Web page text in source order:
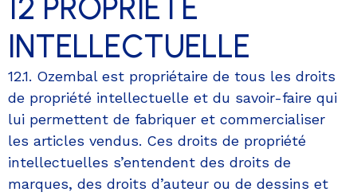
12 PROPRIETE
INTELLECTUELLE
12.1. Ozembal est propriétaire de tous les droits
de propriété intellectuelle et du savoir-faire qui
lui permettent de fabriquer et commercialiser
les articles vendus. Ces droits de propriété
intellectuelles s’entendent des droits de
marques, des droits d’auteur ou de dessins et